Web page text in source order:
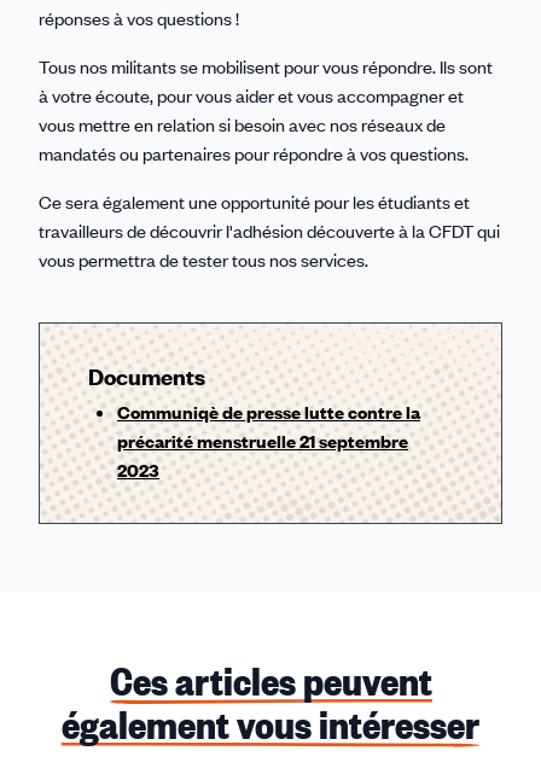
réponses à vos questions !
Tous nos militants se mobilisent pour vous répondre. Ils sont
à votre écoute, pour vous aider et vous accompagner et
vous mettre en relation si besoin avec nos réseaux de
mandatés ou partenaires pour répondre à vos questions.
Ce sera également une opportunité pour les étudiants et
travailleurs de découvrir l'adhésion découverte à la CFDT qui
vous permettra de tester tous nos services.
Documents
Communiqè de presse lutte contre la
précarité menstruelle 21 septembre
2023
Ces articles peuvent
également vous intéresser